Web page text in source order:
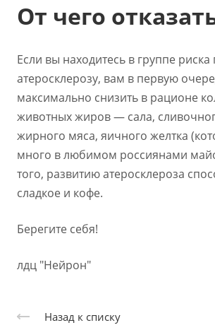
От чего
Если вы находитесь в группе риска
атеросклерозу, вам в первую
максимально снизить в рационе
животных жиров — сала,
жирного мяса, яичного желтка
много в любимом россиянами
того, развитию атеросклероза
сладкое и кофе.
Берегите себя!
лдц "Нейрон"
Назад к списку